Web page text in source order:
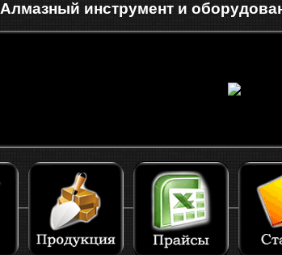
Алмазный инструмент и